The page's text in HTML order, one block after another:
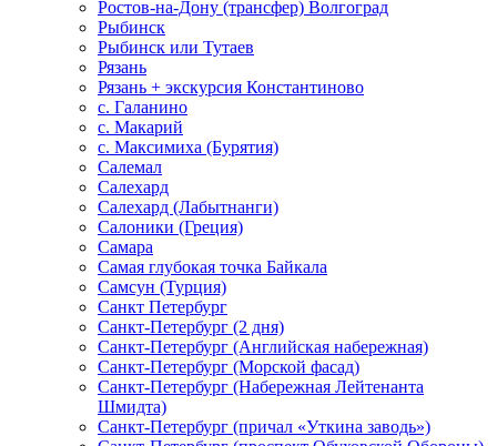
Ростов-на-Дону (трансфер) Волгоград
Рыбинск
Рыбинск или Тутаев
Рязань
Рязань + экскурсия Константиново
с. Галанино
с. Макарий
с. Максимиха (Бурятия)
Салемал
Салехард
Салехард (Лабытнанги)
Салоники (Греция)
Самара
Самая глубокая точка Байкала
Самсун (Турция)
Санкт Петербург
Санкт-Петербург (2 дня)
Санкт-Петербург (Английская набережная)
Санкт-Петербург (Морской фасад)
Санкт-Петербург (Набережная Лейтенанта
Шмидта)
Санкт-Петербург (причал «Уткина заводь»)